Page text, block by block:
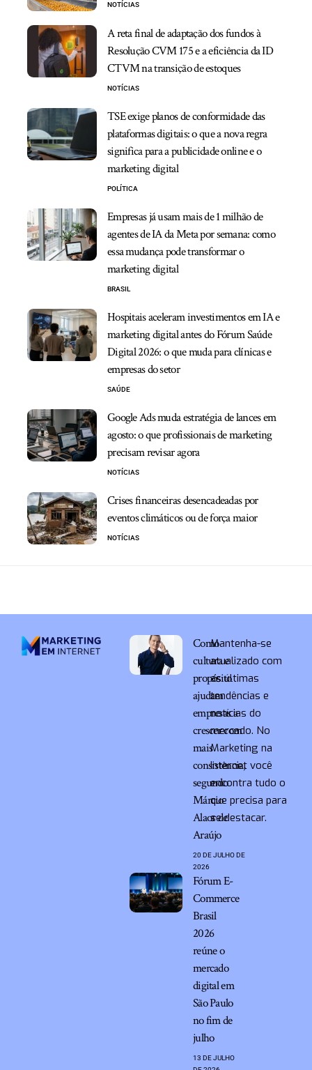
NOTÍCIAS
A reta final de adaptação dos fundos à
Resolução CVM 175 e a eficiência da ID
CTVM na transição de estoques
NOTÍCIAS
TSE exige planos de conformidade das
plataformas digitais: o que a nova regra
significa para a publicidade online e o
marketing digital
POLÍTICA
Empresas já usam mais de 1 milhão de
agentes de IA da Meta por semana: como
essa mudança pode transformar o
marketing digital
BRASIL
Hospitais aceleram investimentos em IA e
marketing digital antes do Fórum Saúde
Digital 2026: o que muda para clínicas e
empresas do setor
SAÚDE
Google Ads muda estratégia de lances em
agosto: o que profissionais de marketing
precisam revisar agora
NOTÍCIAS
Crises financeiras desencadeadas por
eventos climáticos ou de força maior
NOTÍCIAS
Como
cultura e
propósito
ajudam
empresas a
crescer com
mais
consistência,
segundo
Márcio
Alaor de
Araújo
20 DE JULHO DE
2026
Fórum E-
Commerce
Brasil
2026
reúne o
mercado
digital em
São Paulo
no fim de
julho
13 DE JULHO
Mantenha-se
atualizado com
as últimas
tendências e
notícias do
mercado. No
Marketing na
Internet você
encontra tudo o
que precisa para
se destacar.